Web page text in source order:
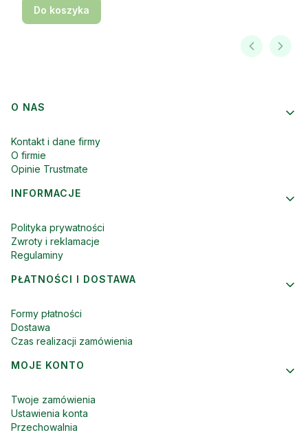
Do koszyka
Linki w stopce
O NAS
Kontakt i dane firmy
O firmie
Opinie Trustmate
INFORMACJE
Polityka prywatności
Zwroty i reklamacje
Regulaminy
PŁATNOŚCI I DOSTAWA
Formy płatności
Dostawa
Czas realizacji zamówienia
MOJE KONTO
Twoje zamówienia
Ustawienia konta
Przechowalnia